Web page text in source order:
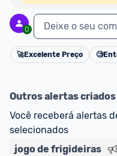
0 Deixe o seu
🚀Excelente Preço 🧐
Outros alertas
Você receberá alertas
selecionados
jogo de frigideiras